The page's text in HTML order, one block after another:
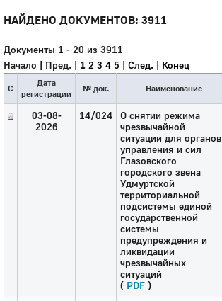
НАЙДЕНО ДОКУМЕНТОВ: 3911
Документы 1 - 20 из 3911
Начало | Пред. | 1 2 3 4 5 | След. | Конец
C
Дата
регистрации
№ док. Наименование
03-08-
2026
14/024
О снятии режима
чрезвычайной
ситуации для органов
управления и сил
Глазовского
городского звена
Удмуртской
территориальной
подсистемы единой
государственной
системы
предупреждения и
ликвидации
чрезвычайных
ситуаций
( PDF )